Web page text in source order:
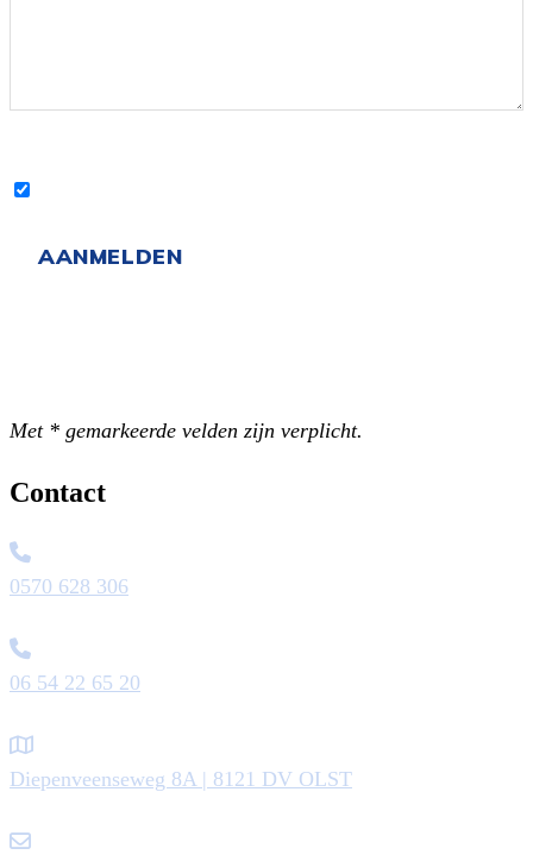
Met * gemarkeerde velden zijn verplicht.
Contact
0570 628 306
06 54 22 65 20
Diepenveenseweg 8A | 8121 DV OLST